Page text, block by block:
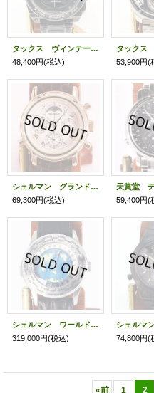
タックス ヴィンテージレンズ２ ＴＳ１８０３Ｋ 黒文字盤 １０周年限定
48,400円(税込)
53,900円(
シェルマン グランドコンプリケーション プレミアム 白文字盤
69,300円(税込)
59,400円(
シェルマン ワールドタイムミニッツリピータークロワゾネ 青文字盤
319,000円(税込)
74,800円(
«前 1 2